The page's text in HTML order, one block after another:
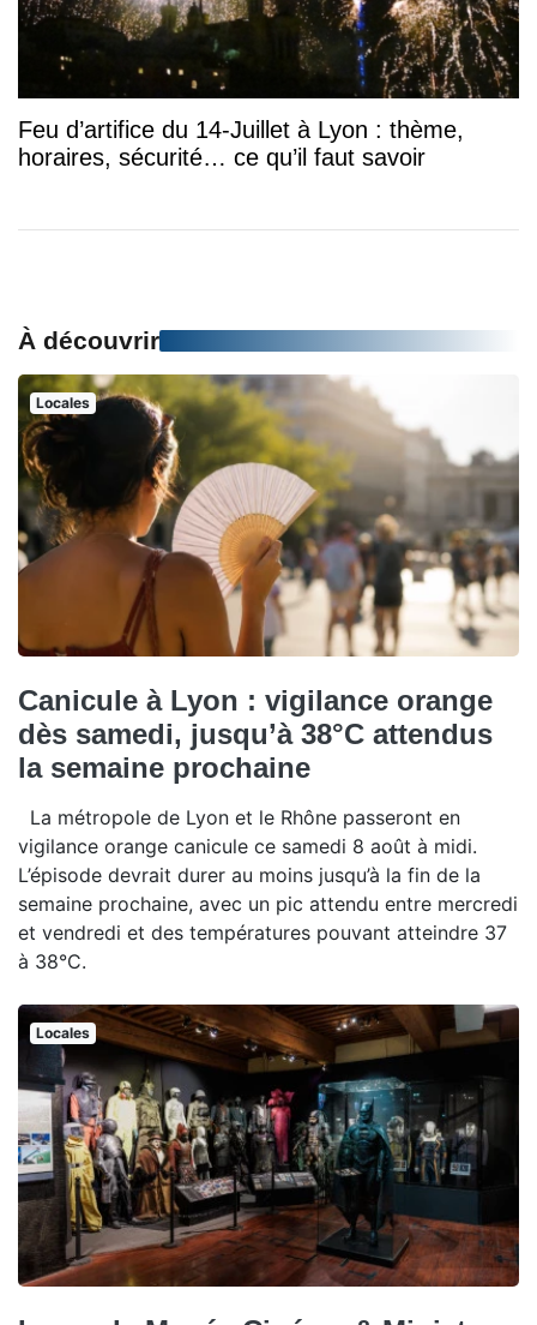
Feu d’artifice du 14-Juillet à Lyon : thème,
horaires, sécurité… ce qu’il faut savoir
À découvrir
Locales
Canicule à Lyon : vigilance orange
dès samedi, jusqu’à 38°C attendus
la semaine prochaine
La métropole de Lyon et le Rhône passeront en
vigilance orange canicule ce samedi 8 août à midi.
L’épisode devrait durer au moins jusqu’à la fin de la
semaine prochaine, avec un pic attendu entre mercredi
et vendredi et des températures pouvant atteindre 37
à 38°C.
Locales